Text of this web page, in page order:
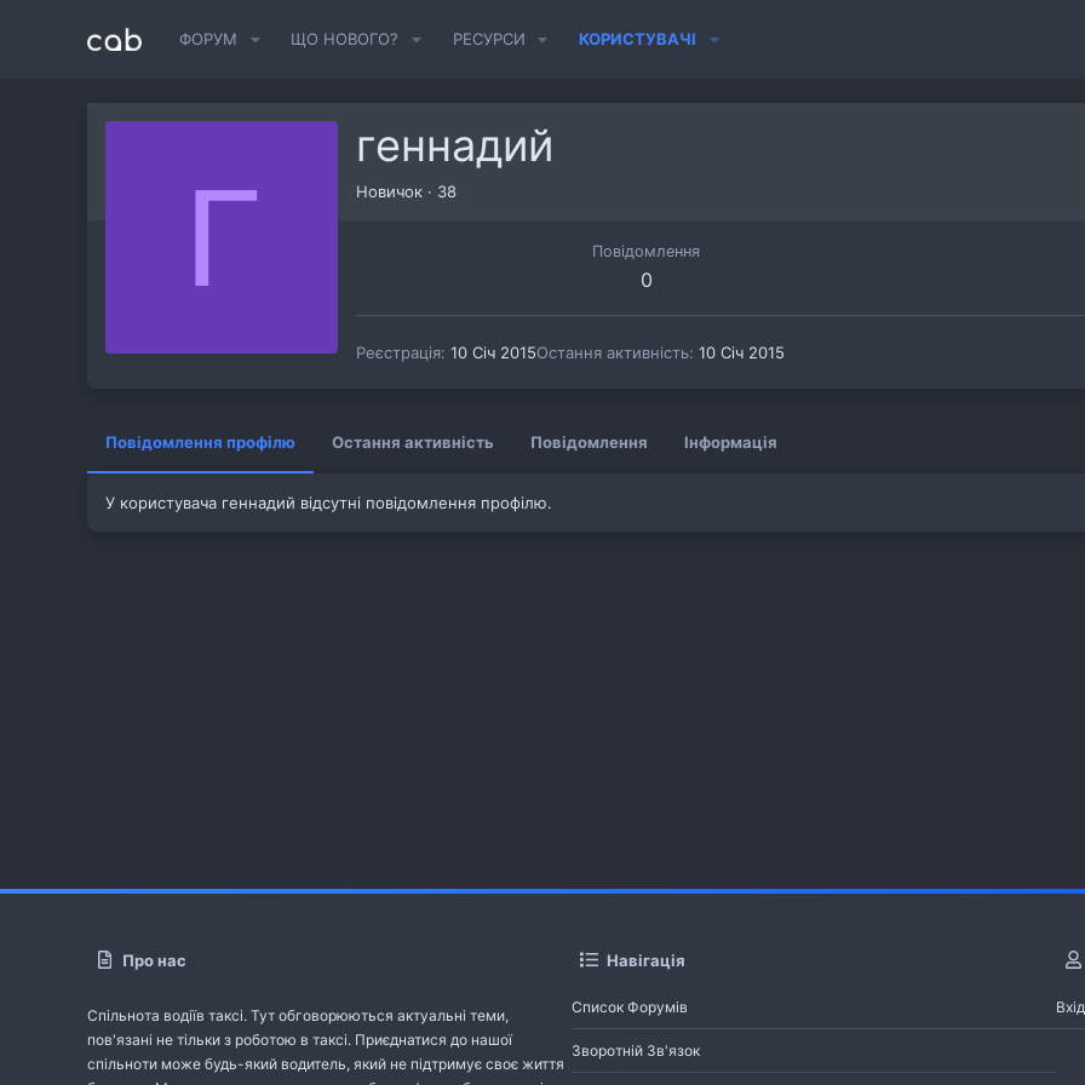
ФОРУМ ЩО НОВОГО? РЕСУРСИ КОРИСТУВАЧІ
Г
геннадий
Новичок · 38
Повідомлення
0
Реєстрація 10 Січ 2015Остання активність 10 Січ 2015
Повідомлення профілю Остання активність Повідомлення Інформація
У користувача геннадий відсутні повідомлення профілю.
Про нас
Спільнота водіїв таксі. Тут обговорюються актуальні теми,
пов'язані не тільки з роботою в таксі. Приєднатися до нашої
спільноти може будь-який водитель, який не підтримує своє життя
Навігація
Список Форумів
Зворотній Зв'язок
Вхід